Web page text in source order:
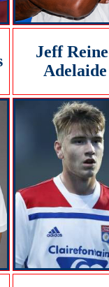
Jeff
Adelaide